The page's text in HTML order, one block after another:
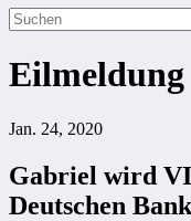
Jan. 24, 2020
Gabriel wird
Deutschen Bank